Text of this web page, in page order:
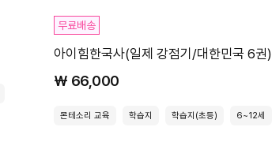
무료배송
아이힘한국사(일제 강점기/대한민국 6권)
₩ 66,000
몬테소리 교육 학습지 학습지(초등) 6~12세